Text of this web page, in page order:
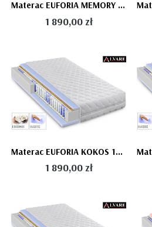
Materac EUFORIA MEMORY 140x200cm - siedmiostrefowy, termoelastyczny/elastyczny
1 890,00 zł
Materac EUFORIA KOKOS 140x200cm - siedmiostrefowy, elastyczny/mata kokosowa
1 890,00 zł